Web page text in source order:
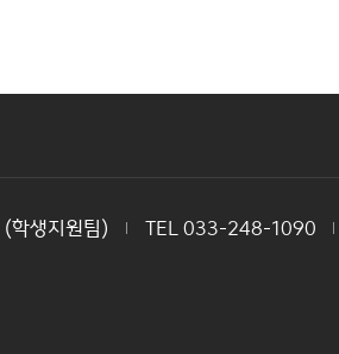
학생지원팀) TEL 033-248-1090